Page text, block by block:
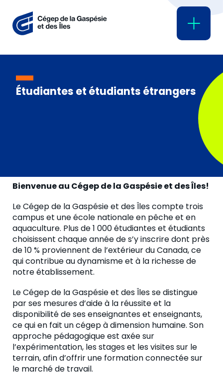
BCDI 2030
Coopération internationale
Test de connaissance du français
Forum international des jeunes
pour la conservation des océans
Étudiantes et étudiants étrangers
Bienvenue au Cégep de la Gaspésie et des Îles!
Le Cégep de la Gaspésie et des Îles compte trois
campus et une école nationale en pêche et en
aquaculture. Plus de 1 000 étudiantes et étudiants
choisissent chaque année de s’y inscrire dont près
de 10 % proviennent de l’extérieur du Canada, ce
qui contribue au dynamisme et à la richesse de
notre établissement.
Le Cégep de la Gaspésie et des Îles se distingue
par ses mesures d’aide à la réussite et la
disponibilité de ses enseignantes et enseignants,
ce qui en fait un cégep à dimension humaine. Son
approche pédagogique est axée sur
l’expérimentation, les stages et les visites sur le
terrain, afin d’offrir une formation connectée sur
le marché de travail.